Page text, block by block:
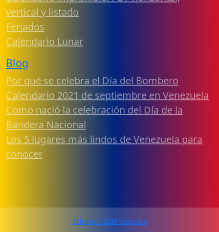
vertical y listado
Feriados
Calendario Lunar
Blog
Por qué se celebra el Día del Bombero
Calendario 2021 de septiembre en Venezuela
Como nació la celebración del Día de la
Bandera Nacional
Los 5 lugares más lindos de Venezuela para
conocer
Calendario 2026 Venezuela